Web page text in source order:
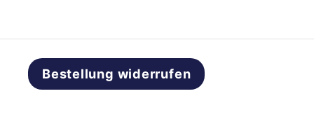
Bestellung widerrufen